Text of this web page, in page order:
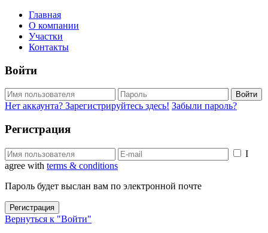
Главная
О компании
Участки
Контакты
Войти
Войти
Нет аккаунта? Зарегистрируйтесь здесь! Забыли пароль?
Регистрация
I
agree with terms & conditions
Пароль будет выслан вам по электронной почте
Регистрация
Вернуться к "Войти"